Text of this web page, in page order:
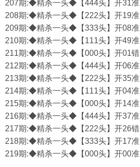
207期:◆精杀一头◆【444头】开31准
208期:◆精杀一头◆【222头】开19准
209期:◆精杀一头◆【333头】开08准
210期:◆精杀一头◆【111头】开49准
211期:◆精杀一头◆【000头】开01错
212期:◆精杀一头◆【444头】开06准
213期:◆精杀一头◆【222头】开35准
214期:◆精杀一头◆【111头】开04准
215期:◆精杀一头◆【000头】开14准
216期:◆精杀一头◆【444头】开37准
217期:◆精杀一头◆【222头】开26错
218期:◆精杀一头◆【333头】开17准
219期:◆精杀一头◆【000头】开00准